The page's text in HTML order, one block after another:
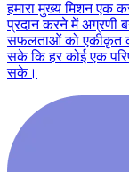
हमारा मुख्य मिशन एक
प्रदान करने में अग्रणी
सफलताओं को एकीकृत
सके कि हर कोई एक
सके।